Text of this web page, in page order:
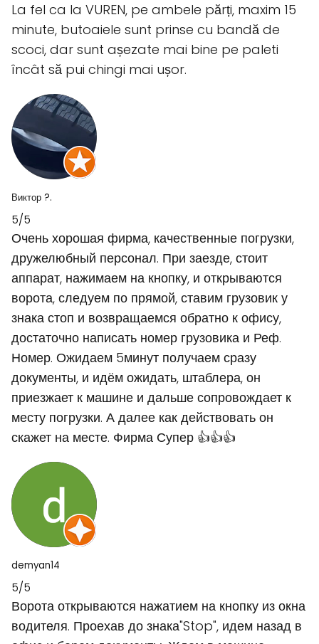
La fel ca la VUREN, pe ambele părți, maxim 15
minute, butoaiele sunt prinse cu bandă de
scoci, dar sunt așezate mai bine pe paleti
încât să pui chingi mai ușor.
Виктор ?.
5/5
Очень хорошая фирма, качественные погрузки,
дружелюбный персонал. При заезде, стоит
аппарат, нажимаем на кнопку, и открываются
ворота, следуем по прямой, ставим грузовик у
знака стоп и возвращаемся обратно к офису,
достаточно написать номер грузовика и Реф.
Номер. Ожидаем 5минут получаем сразу
документы, и идём ожидать, штаблера, он
приезжает к машине и дальше сопровождает к
месту погрузки. А далее как действовать он
скажет на месте. Фирма Супер 👍👍👍
demyan14
5/5
Ворота открываются нажатием на кнопку из окна
водителя. Проехав до знака"Stop", идем назад в